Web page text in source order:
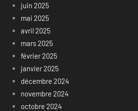
juin 2025
mai 2025
avril 2025
mars 2025
février 2025
janvier 2025
décembre 2024
novembre 2024
octobre 2024